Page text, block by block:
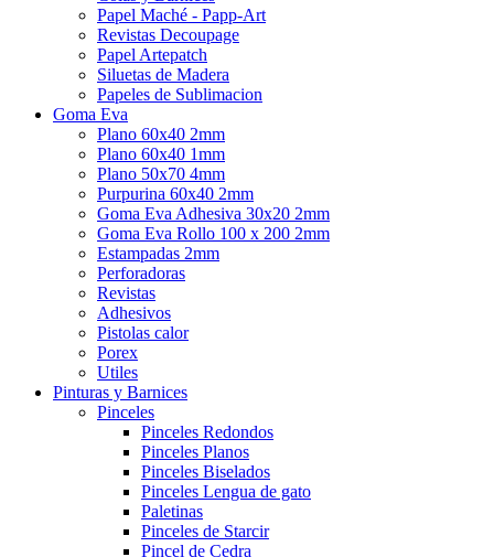
Papel Maché - Papp-Art
Revistas Decoupage
Papel Artepatch
Siluetas de Madera
Papeles de Sublimacion
Goma Eva
Plano 60x40 2mm
Plano 60x40 1mm
Plano 50x70 4mm
Purpurina 60x40 2mm
Goma Eva Adhesiva 30x20 2mm
Goma Eva Rollo 100 x 200 2mm
Estampadas 2mm
Perforadoras
Revistas
Adhesivos
Pistolas calor
Porex
Utiles
Pinturas y Barnices
Pinceles
Pinceles Redondos
Pinceles Planos
Pinceles Biselados
Pinceles Lengua de gato
Paletinas
Pinceles de Starcir
Pincel de Cedra